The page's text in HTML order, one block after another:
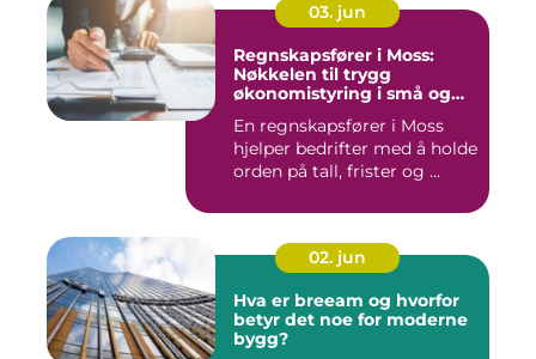
03. jun
Regnskapsfører i Moss:
Nøkkelen til trygg
økonomistyring i små og
En regnskapsfører i Moss
hjelper bedrifter med å holde
orden på tall, frister og ...
02. jun
Hva er breeam og hvorfor
betyr det noe for moderne
bygg?